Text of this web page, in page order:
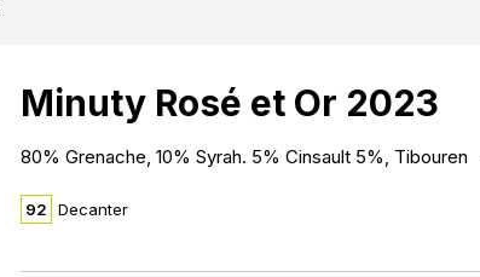
Minuty Rosé et Or 2023
80% Grenache, 10% Syrah. 5% Cinsault 5%, Tibouren
92 Decanter